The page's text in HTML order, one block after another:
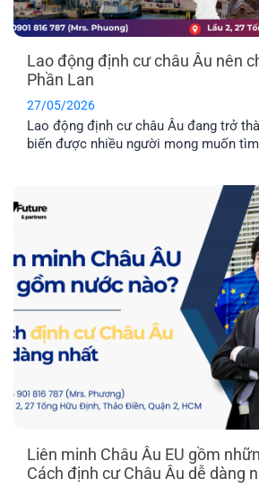
Lao động định cư châu Âu nên
Phần Lan
27/05/2026
Lao động định cư châu Âu đang trở
biến được nhiều người mong muốn
nhất hiện nay là Latvia và Phần Lan.
những ưu điểm riêng. Vậy đâu mới là
Liên minh Châu Âu EU gồm
Cách định cư Châu Âu dễ dàng